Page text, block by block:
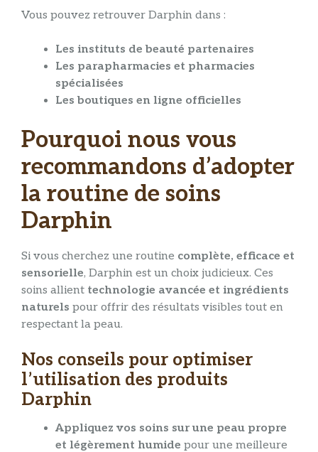
Vous pouvez retrouver Darphin dans :
Les instituts de beauté partenaires
Les parapharmacies et pharmacies
spécialisées
Les boutiques en ligne officielles
Pourquoi nous vous
recommandons d’adopter
la routine de soins
Darphin
Si vous cherchez une routine complète, efficace et
sensorielle, Darphin est un choix judicieux. Ces
soins allient technologie avancée et ingrédients
naturels pour offrir des résultats visibles tout en
respectant la peau.
Nos conseils pour optimiser
l’utilisation des produits
Darphin
Appliquez vos soins sur une peau propre
et légèrement humide pour une meilleure